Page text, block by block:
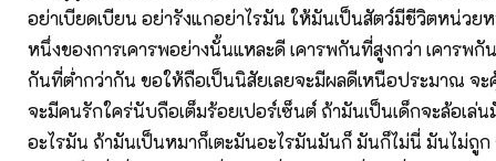
อย่าเบียดเบียน อย่ารังแกอย่าไรมัน ให้มันเป็นสัตว์มีชีวิตหน่วย
หนึ่งของการเคารพอย่างนั้นแหละดี เคารพกันที่สูงกว่า เคารพกั
กันที่ต่ำกว่ากัน ขอให้ถือเป็นนิสัยเลยจะมีผลดีเหนือประมาณ จ
จะมีคนรักใคร่นับถือเต็มร้อยเปอร์เซ็นต์ ถ้ามันเป็นเด็กจะล้อเล่
อะไรมัน ถ้ามันเป็นหมาก็เตะมันอะไรมันมันก็ มันก็ไม่นี่ มันไม่ถูก